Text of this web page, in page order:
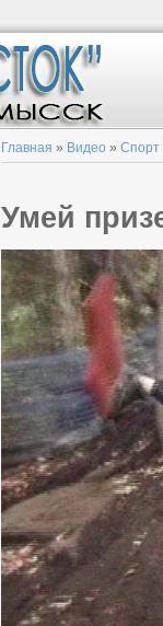
Главная » Видео » Спорт
Умей